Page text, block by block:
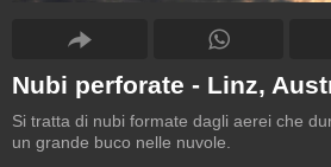
Nubi perforate - Linz,
Si tratta di nubi formate dagli aerei che
un grande buco nelle nuvole.